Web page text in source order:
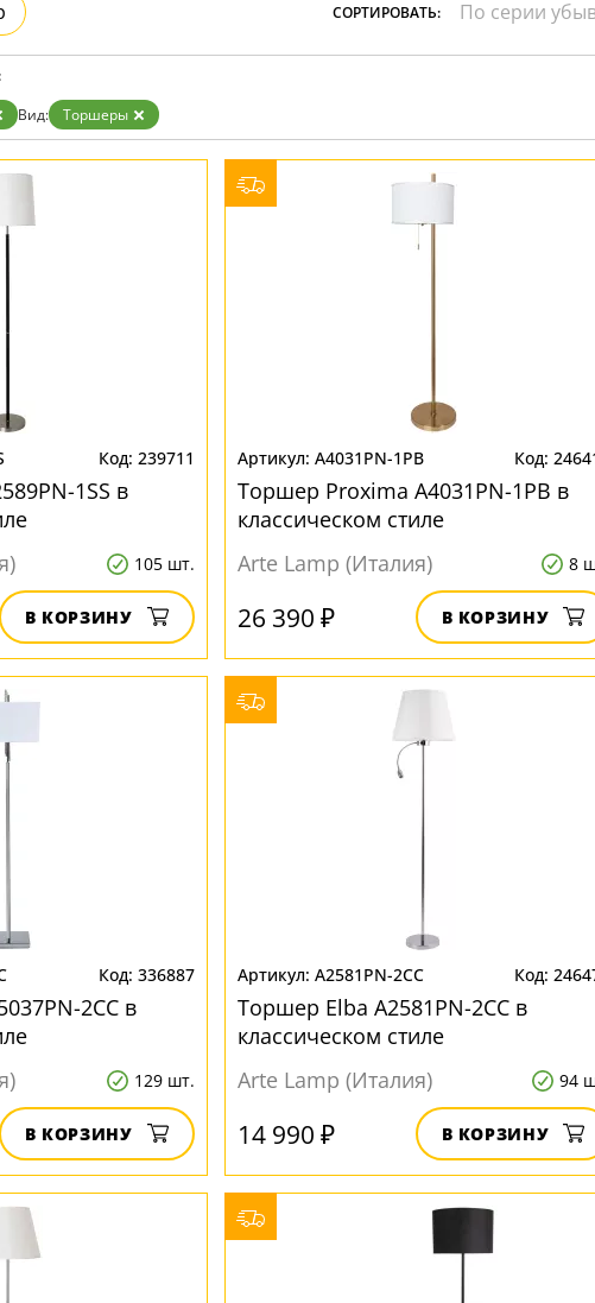
Прозрачные
Черные
СОРТИРОВАТЬ:
Вид: Торшеры
239711
1SS в
105 шт.
В КОРЗИНУ
A4031PN-1PB
Торшер Proxima A4031PN-1PB в
классическом стиле
Arte Lamp (Италия)
8
26 390 ₽ В КОРЗИНУ
336887
2CC в
129 шт.
В КОРЗИНУ
A2581PN-2CC
Торшер Elba A2581PN-2CC в
классическом стиле
Arte Lamp (Италия)
94
14 990 ₽ В КОРЗИНУ